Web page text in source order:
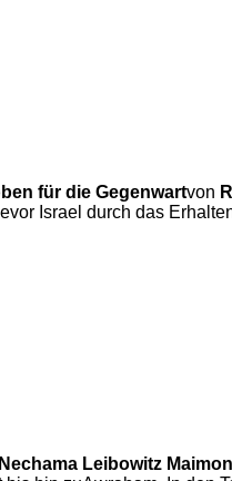
für die Gegenwartvon
Israel durch das
Nechama Leibowitz